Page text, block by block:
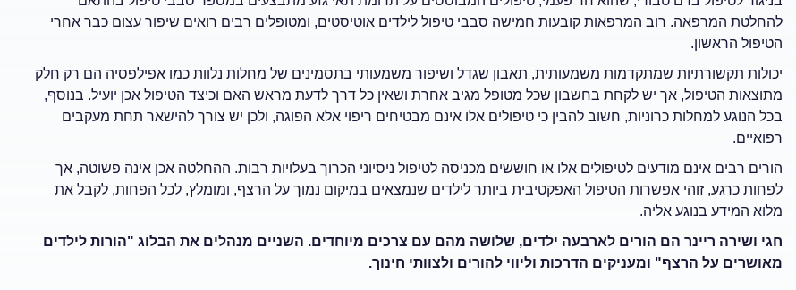
להחלטת המרפאה. רוב המרפאות קובעות חמישה סבבי טיפול לילדים אוטיסטים, ומטופלים רבים רואים שיפור עצום כבר אחרי
הטיפול הראשון.
יכולות תקשורתיות שמתקדמות משמעותית, תאבון שגדל ושיפור משמעותי בתסמינים של מחלות נלוות כמו אפילפסיה הם רק חלק
מתוצאות הטיפול, אך יש לקחת בחשבון שכל מטופל מגיב אחרת ושאין כל דרך לדעת מראש האם וכיצד הטיפול אכן יועיל. בנוסף,
בכל הנוגע למחלות כרוניות, חשוב להבין כי טיפולים אלו אינם מבטיחים ריפוי אלא הפוגה, ולכן יש צורך להישאר תחת מעקבים
רפואיים.
הורים רבים אינם מודעים לטיפולים אלו או חוששים מכניסה לטיפול ניסיוני הכרוך בעלויות רבות. ההחלטה אכן אינה פשוטה, אך
לפחות כרגע, זוהי אפשרות הטיפול האפקטיבית ביותר לילדים שנמצאים במיקום נמוך על הרצף, ומומלץ, לכל הפחות, לקבל את
מלוא המידע בנוגע אליה.
חגי ושירה ריינר הם הורים לארבעה ילדים, שלושה מהם עם צרכים מיוחדים. השניים מנהלים את הבלוג "הורות לילדים
מאושרים על הרצף" ומעניקים הדרכות וליווי להורים ולצוותי חינוך.